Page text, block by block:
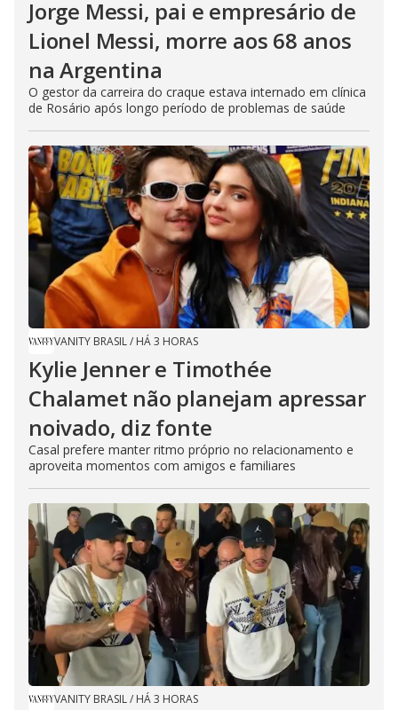
Jorge Messi, pai e empresário de
Lionel Messi, morre aos 68 anos
na Argentina
O gestor da carreira do craque estava internado em clínica
de Rosário após longo período de problemas de saúde
VANITY BRASIL/ HÁ 3 HORAS
Kylie Jenner e Timothée
Chalamet não planejam apressar
noivado, diz fonte
Casal prefere manter ritmo próprio no relacionamento e
aproveita momentos com amigos e familiares
VANITY BRASIL/ HÁ 3 HORAS